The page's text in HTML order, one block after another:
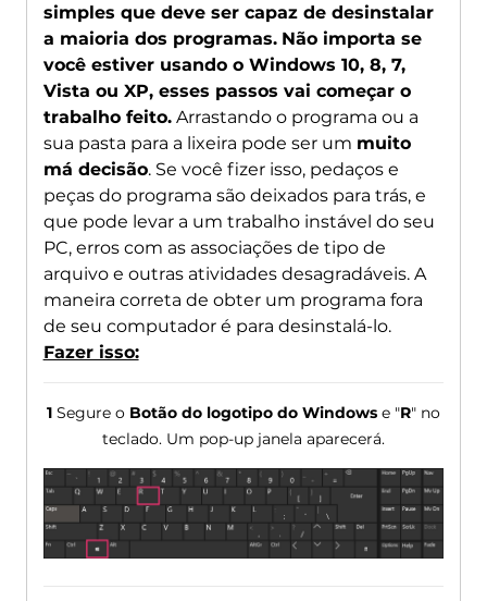
simples que deve ser capaz de desinstalar
a maioria dos programas. Não importa se
você estiver usando o Windows 10, 8, 7,
Vista ou XP, esses passos vai começar o
trabalho feito.Arrastando o programa ou a
sua pasta para a lixeira pode ser um muito
má decisão. Se você fizer isso, pedaços e
peças do programa são deixados para trás, e
que pode levar a um trabalho instável do seu
PC, erros com as associações de tipo de
arquivo e outras atividades desagradáveis. A
maneira correta de obter um programa fora
de seu computador é para desinstalá-lo.
Fazer isso:
1Segure o Botão do logotipo do Windowse "R" no
teclado. Um pop-up janela aparecerá.